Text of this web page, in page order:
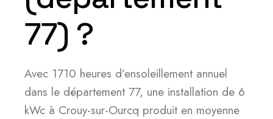
77) ?
Avec 1710 heures d’ensoleillement annuel
dans le département 77, une installation de 6
kWc à Crouy-sur-Ourcq produit en moyenne